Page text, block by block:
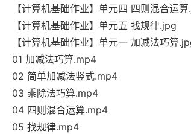
【计算机基础作业】单元四 四则混合运
【计算机基础作业】单元五 找规律.jpg
【计算机基础作业】单元一 加减法巧算
01 加减法巧算.mp4
02 简单加减法竖式.mp4
03 乘除法巧算.mp4
04 四则混合运算.mp4
05 找规律.mp4